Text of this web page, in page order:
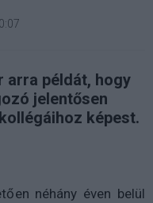
arra példát, hogy
jelentősen
képest.
néhány éven belül